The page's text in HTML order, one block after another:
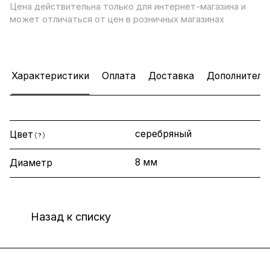
Цена действительна только для интернет-магазина и
может отличаться от цен в розничных магазинах
Характеристики Оплата Доставка
Цвет ? серебряный
Диаметр 8 мм
Назад к списку